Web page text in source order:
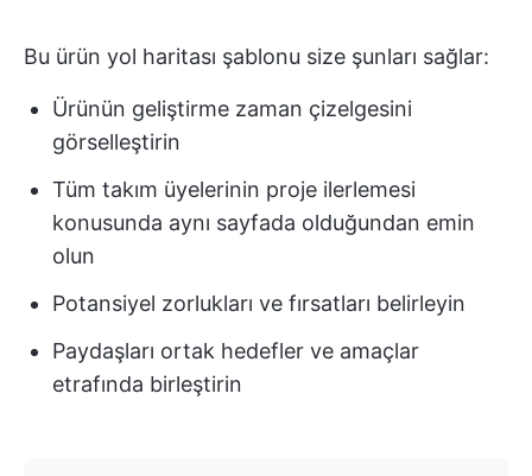
Bu ürün yol haritası şablonu size şunları sağlar:
Ürünün geliştirme zaman çizelgesini
görselleştirin
Tüm takım üyelerinin proje ilerlemesi
konusunda aynı sayfada olduğundan emin
olun
Potansiyel zorlukları ve fırsatları belirleyin
Paydaşları ortak hedefler ve amaçlar
etrafında birleştirin